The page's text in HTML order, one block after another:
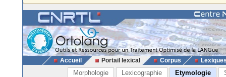
Accueil Portail lexical Corpus
Morphologie Lexicographie Etymologie